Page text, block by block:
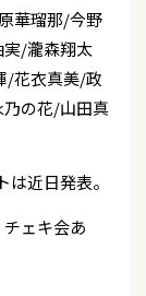
華瑠那/今野
/瀧森翔太
/花衣真美/政
の花/山田真
近日発表。
ェキ会あ